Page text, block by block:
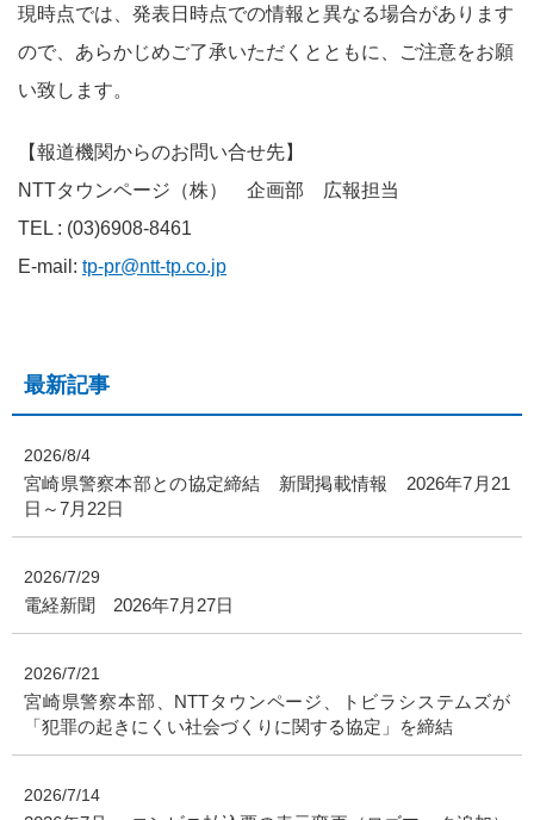
現時点では、発表日時点での情報と異なる場合があります
ので、あらかじめご了承いただくとともに、ご注意をお願
い致します。
【報道機関からのお問い合せ先】
NTTタウンページ（株） 企画部 広報担当
TEL : (03)6908-8461
E-mail: tp-pr@ntt-tp.co.jp
最新記事
2026/8/4
宮崎県警察本部との協定締結 新聞掲載情報 2026年7月21
日～7月22日
2026/7/29
電経新聞 2026年7月27日
2026/7/21
宮崎県警察本部、NTTタウンページ、トビラシステムズが
「犯罪の起きにくい社会づくりに関する協定」を締結
2026/7/14